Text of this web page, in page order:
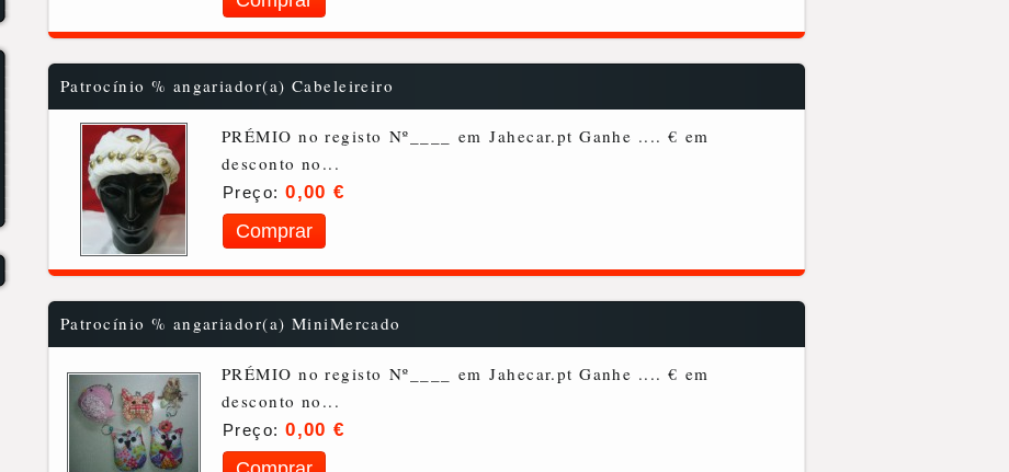
Patrocínio % angariador(a) Cabeleireiro
PRÉMIO no registo Nº____ em Jahecar.pt Ganhe .... € em
desconto no...
Preço:0,00 €
Patrocínio % angariador(a) MiniMercado
PRÉMIO no registo Nº____ em Jahecar.pt Ganhe .... € em
desconto no...
Preço:0,00 €